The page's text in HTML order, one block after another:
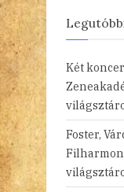
Két
Foster,